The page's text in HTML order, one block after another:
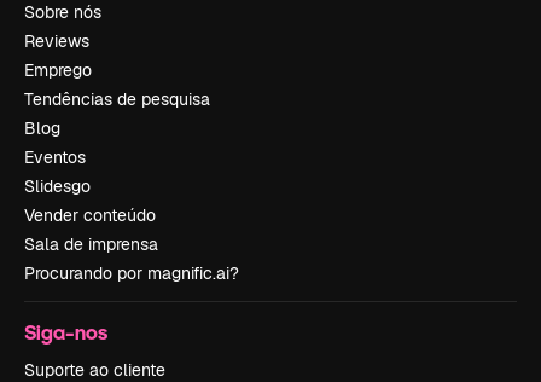
Sobre nós
Reviews
Emprego
Tendências de pesquisa
Blog
Eventos
Slidesgo
Vender conteúdo
Sala de imprensa
Procurando por magnific.ai?
Siga-nos
Suporte ao cliente